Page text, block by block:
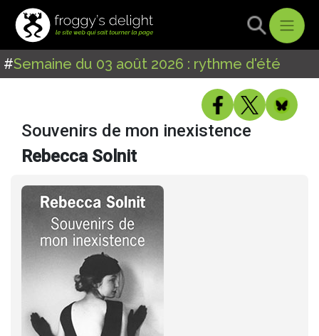
#Semaine du 03 août 2026 : rythme d'été
Souvenirs de mon inexistence
Rebecca Solnit